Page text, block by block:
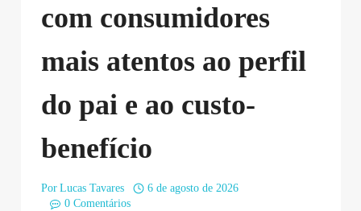
com consumidores
mais atentos ao perfil
do pai e ao custo-
benefício
Por Lucas Tavares
6 de agosto de 2026
0 Comentários